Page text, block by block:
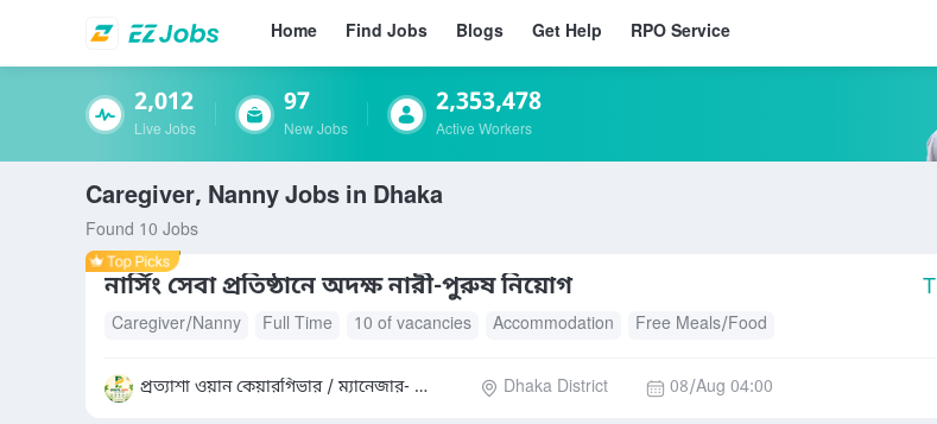
Home Find Jobs Blogs Get Help RPO Service
2,012
Live Jobs
97
New Jobs
2,353,478
Active Workers
Caregiver, Nanny Jobs in Dhaka
Found 10 Jobs
নার্সিং সেবা প্রতিষ্ঠানে অদক্ষ নারী-পুরুষ নিয়োগ
Caregiver/Nanny Full Time 10 of vacancies Accommodation Free Meals/Food
প্রত্যাশা ওয়ান কেয়ারগিভার / ম্যানেজার- মোহাম্মদ সাদ্দাম হোসেন Dhaka District 08/Aug 04:00